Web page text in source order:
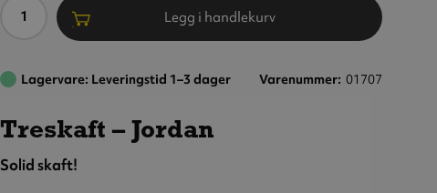
Antall Legg i handlekurv
Lagervare: Leveringstid 1–3 dager Varenummer 01707
Treskaft – Jordan
Solid skaft!